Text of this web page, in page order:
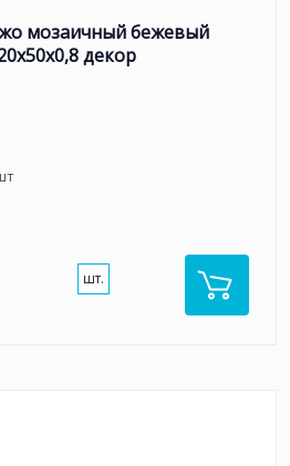
мозаичный бежевый
декор
шт.